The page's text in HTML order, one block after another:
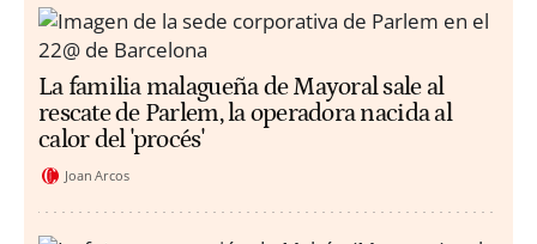
La familia malagueña de Mayoral sale al
rescate de Parlem, la operadora nacida al
calor del 'procés'
Joan Arcos